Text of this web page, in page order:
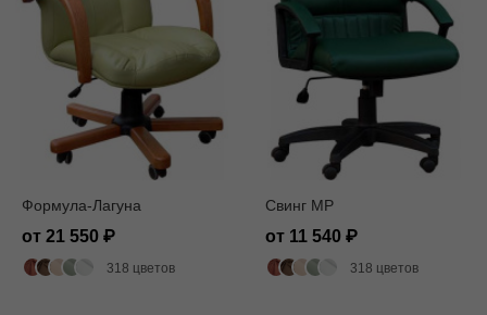
Формула-Лагуна
от 21 550
318 цветов
Свинг MP
от 11 540
318 цветов